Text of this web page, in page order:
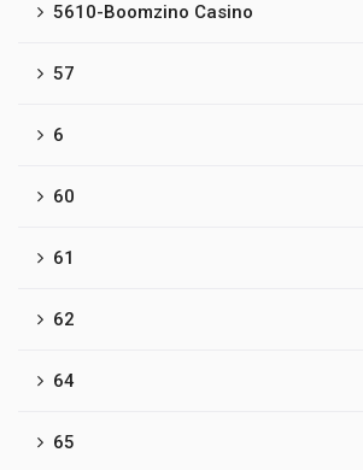
5610-Boomzino Casino
57
6
60
61
62
64
65